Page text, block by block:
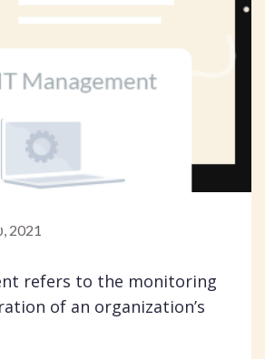
2021
refers to the monitoring
of an organization’s